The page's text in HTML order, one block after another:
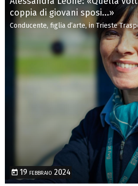
coppia di giovani sposi...»
Conducente, figlia d’arte, in Trieste
19 febbraio 2024